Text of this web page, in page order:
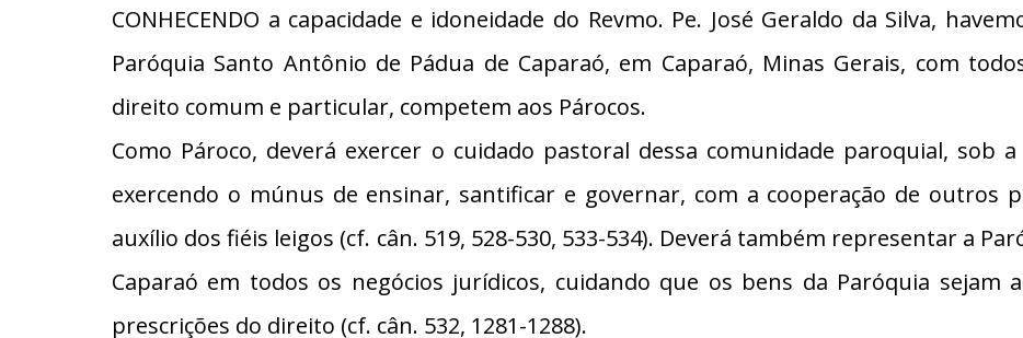
CONHECENDO a capacidade e idoneidade do Revmo. Pe. José Geraldo da Silva,
Paróquia Santo Antônio de Pádua de Caparaó, em Caparaó, Minas Gerais, com
direito comum e particular, competem aos Párocos.
Como Pároco, deverá exercer o cuidado pastoral dessa comunidade paroquial, sob
exercendo o múnus de ensinar, santificar e governar, com a cooperação de outros
auxílio dos fiéis leigos (cf. cân. 519, 528-530, 533-534). Deverá também representar a
Caparaó em todos os negócios jurídicos, cuidando que os bens da Paróquia sejam
prescrições do direito (cf. cân. 532, 1281-1288).